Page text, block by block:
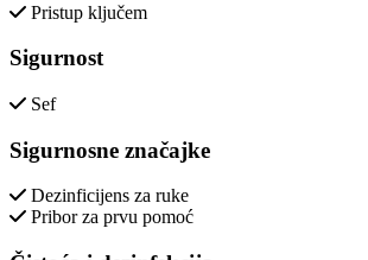
Pristup ključem
Sigurnost
Sef
Sigurnosne značajke
Dezinficijens za ruke
Pribor za prvu pomoć